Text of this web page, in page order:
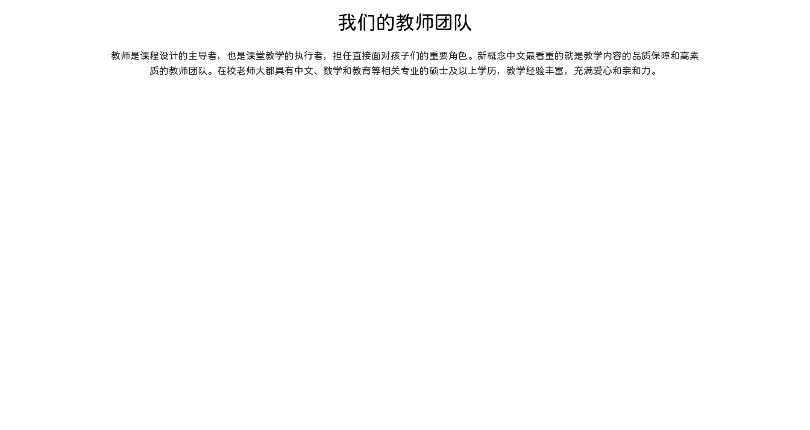
​我们的教师团队
教师是课程设计的主导者，也是课堂教学的执行者，担任直接面对孩子们的重要角色。新概念中文最看重的就是教学内容的品质保障和高素
质的教师团队。在校老师大都具有中文、数学和教育等相关专业的硕士及以上学历，教学经验丰富，充满爱心和亲和力。